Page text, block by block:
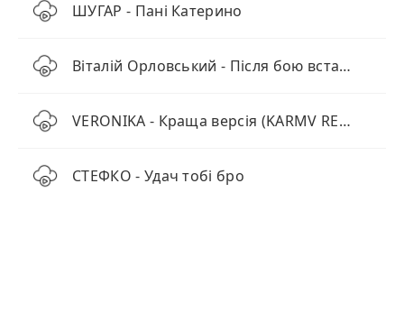
ШУГАР - Пані Катерино
Віталій Орловський - Після бою встало сонце
VERONIKA - Краща версія (KARMV REMIX)
СТЕФКО - Удач тобі бро